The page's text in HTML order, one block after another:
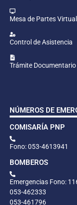
Mesa de Partes Virtual
Control de Asistencia
Trámite Documentario
NÚMEROS DE
COMISARÍA PNP
Fono: 053-4613941
BOMBEROS
Emergencias Fono:
053-462333
053-461796